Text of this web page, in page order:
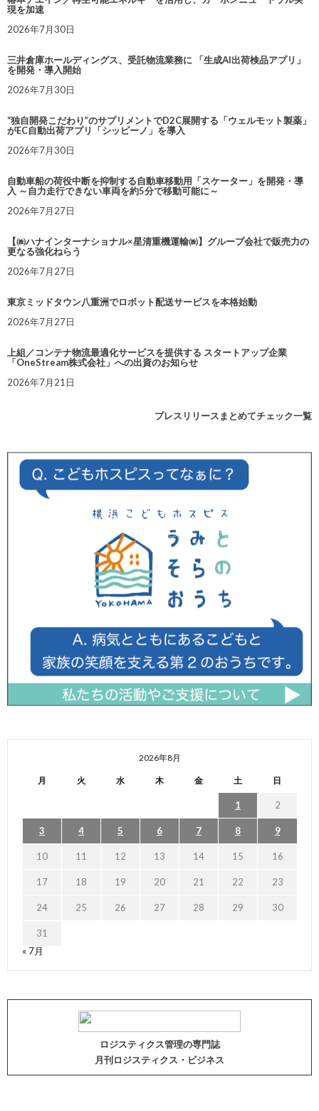
現を加速
2026年7月30日
三井倉庫ホールディングス、受託物流業務に 「生成AI出荷検品アプリ」
を開発・導入開始
2026年7月30日
“独自開発こだわり”のサプリメントでD2C展開する「ウェルモット製薬」
がEC自動出荷アプリ「シッピーノ」を導入
2026年7月30日
自動車船の荷役中断を抑制する自動車移動用「スケーター」を開発・導
入 ～自力走行できない車両を約5分で移動可能に～
2026年7月27日
【㈱ハナインターナショナル×星清重機運輸㈱】グループ会社で販売力の
更なる強化ねらう
2026年7月27日
東京ミッドタウン八重洲でロボット配送サービスを本格始動
2026年7月27日
上組／コンテナ物流最適化サービスを提供する スタートアップ企業
「OneStream株式会社」への出資のお知らせ
2026年7月21日
プレスリリースまとめてチェック一覧
2026年8月
月 火 水 木 金 土 日
1 2
3 4 5 6 7 8 9
10 11 12 13 14 15 16
17 18 19 20 21 22 23
24 25 26 27 28 29 30
31
« 7月
ロジスティクス管理の専門誌
月刊ロジスティクス・ビジネス